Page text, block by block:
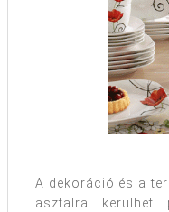
A dekoráció és a
asztalra kerülhet